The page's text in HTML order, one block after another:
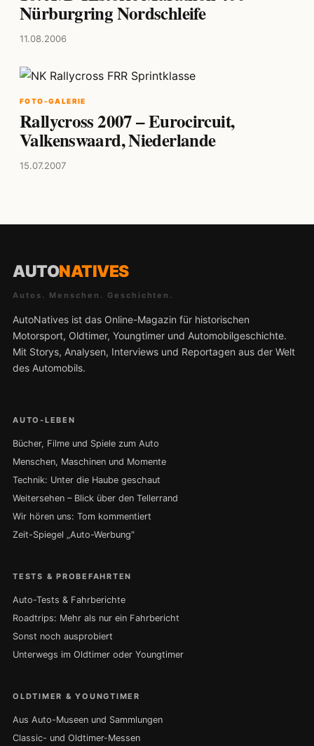
Nürburgring Nordschleife
11.08.2006
FOTO-GALERIE
Rallycross 2007 – Eurocircuit,
Valkenswaard, Niederlande
15.07.2007
AUTONATIVES
Autos. Menschen. Geschichten.
AutoNatives ist das Online-Magazin für historischen
Motorsport, Oldtimer, Youngtimer und Automobilgeschichte.
Mit Storys, Analysen, Interviews und Reportagen aus der Welt
des Automobils.
AUTO-LEBEN
Bücher, Filme und Spiele zum Auto
Menschen, Maschinen und Momente
Technik: Unter die Haube geschaut
Weitersehen – Blick über den Tellerrand
Wir hören uns: Tom kommentiert
Zeit-Spiegel „Auto-Werbung“
TESTS & PROBEFAHRTEN
Auto-Tests & Fahrberichte
Roadtrips: Mehr als nur ein Fahrbericht
Sonst noch ausprobiert
Unterwegs im Oldtimer oder Youngtimer
OLDTIMER & YOUNGTIMER
Aus Auto-Museen und Sammlungen
Classic- und Oldtimer-Messen